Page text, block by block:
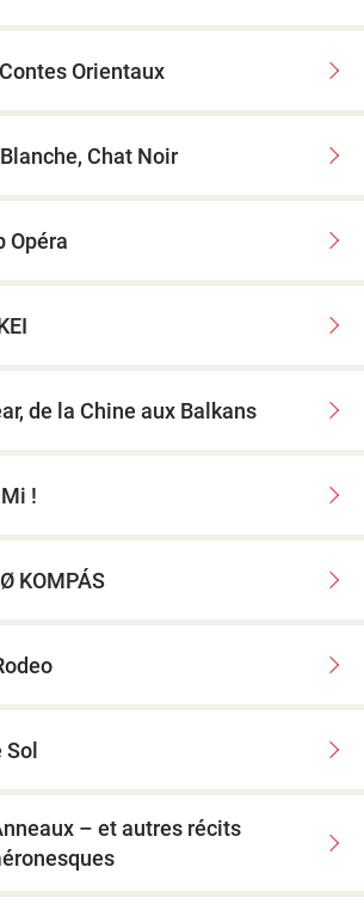
Orientaux
Chat Noir
Opéra
de la Chine aux Balkans
!
KOMPÁS
Sol
– et autres récits